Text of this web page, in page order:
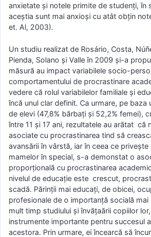
anxietate și notele primite de studenți, în
aceștia sunt mai anxioși cu atât obțin
et. Al, 2003).
Un studiu realizat de Rosário, Costa,
Pienda, Solano și Valle în 2009 și-a
măsură au impact variabilele socio-
comportamentului de procrastinare
vedere că rolul variabilelor familiale și
încă unul clar definit. Ca urmare, pe baza
de elevi (47,8% bărbați și 52,2% femei),
între 11 și 17 ani, rezultatele au arătat că
asociate cu procrastinarea tind să
avansării în vârstă, iar în ceea ce
mamelor în special, s-a demonstat o
proporțională cu procrastinarea
nivelul de educație este crescut,
scadă. Părinții mai educați, de obicei,
profesionale de o importanță socială mai
mult timp studiului și învățaării copiilor
instrumente importante pentru succesul
acestora. Prin urmare, ei încearcă să